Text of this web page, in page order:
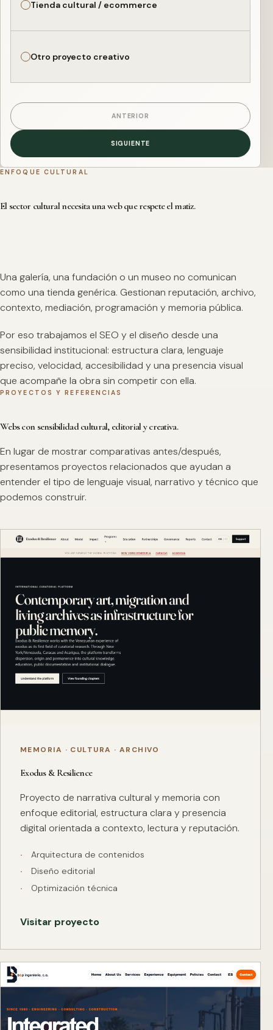
Tienda cultural / ecommerce
Otro proyecto creativo
ANTERIOR
SIGUIENTE
ENFOQUE CULTURAL
El sector cultural necesita una web que respete el matiz.
Una galería, una fundación o un museo no comunican
como una tienda genérica. Gestionan reputación, archivo,
contexto, mediación, programación y memoria pública.
Por eso trabajamos el SEO y el diseño desde una
sensibilidad institucional: estructura clara, lenguaje
preciso, velocidad, accesibilidad y una presencia visual
que acompañe la obra sin competir con ella.
PROYECTOS Y REFERENCIAS
Webs con sensibilidad cultural, editorial y creativa.
En lugar de mostrar comparativas antes/después,
presentamos proyectos relacionados que ayudan a
entender el tipo de lenguaje visual, narrativo y técnico que
podemos construir.
MEMORIA · CULTURA · ARCHIVO
Exodus & Resilience
Proyecto de narrativa cultural y memoria con
enfoque editorial, estructura clara y presencia
digital orientada a contexto, lectura y reputación.
Arquitectura de contenidos
Diseño editorial
Optimización técnica
Visitar proyecto